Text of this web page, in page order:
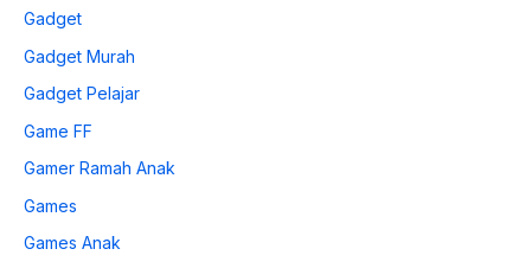
Gadget
Gadget Murah
Gadget Pelajar
Game FF
Gamer Ramah Anak
Games
Games Anak